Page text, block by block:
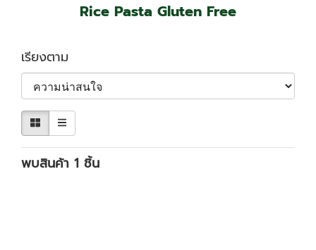
Rice Pasta Gluten Free
เรียงตาม
พบสินค้า 1 ชิ้น